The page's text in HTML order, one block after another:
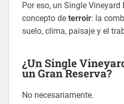
Por eso, un Single Vineyard
concepto de terroir: la
suelo, clima, paisaje y el
¿Un Single
un Gran Reserva?
No necesariamente.